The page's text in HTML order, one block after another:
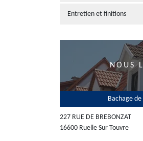
Entretien et finitions
NOUS
Bachage
227 RUE DE BREBONZAT
16600 Ruelle Sur Touvre